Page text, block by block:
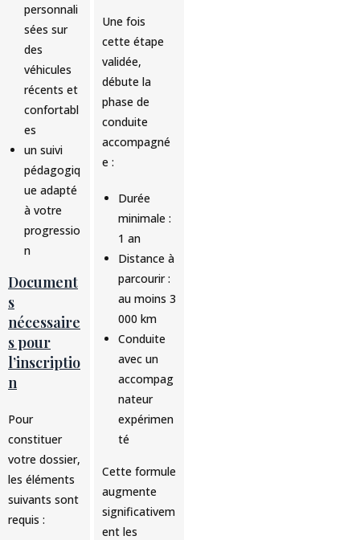
personnali
sées sur
des
véhicules
récents et
confortabl
es
un suivi
pédagogiq
ue adapté
à votre
progressio
n
Document
s
nécessaire
s pour
l’inscriptio
n
Pour
constituer
votre dossier,
les éléments
suivants sont
requis :
Une fois
cette étape
validée,
débute la
phase de
conduite
accompagné
e :
Durée
minimale :
1 an
Distance à
parcourir :
au moins 3
000 km
Conduite
avec un
accompag
nateur
expérimen
té
Cette formule
augmente
significativem
ent les